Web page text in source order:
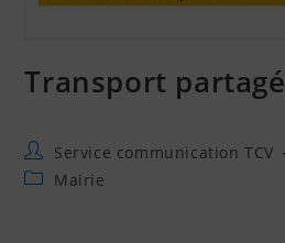
Transport partagé
Service communication TCV
Mairie